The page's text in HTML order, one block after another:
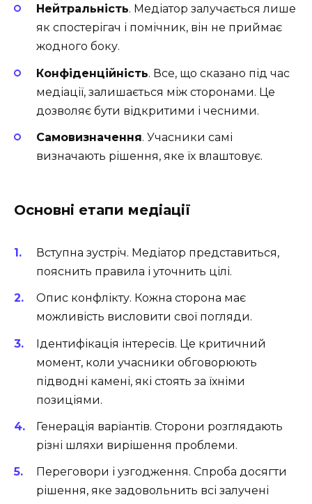
Нейтральність. Медіатор залучається лише
як спостерігач і помічник, він не приймає
жодного боку.
Конфіденційність. Все, що сказано під час
медіації, залишається між сторонами. Це
дозволяє бути відкритими і чесними.
Самовизначення. Учасники самі
визначають рішення, яке їх влаштовує.
Основні етапи медіації
Вступна зустріч. Медіатор представиться,
пояснить правила і уточнить цілі.
Опис конфлікту. Кожна сторона має
можливість висловити свої погляди.
Ідентифікація інтересів. Це критичний
момент, коли учасники обговорюють
підводні камені, які стоять за їхніми
позиціями.
Генерація варіантів. Сторони розглядають
різні шляхи вирішення проблеми.
Переговори і узгодження. Спроба досягти
рішення, яке задовольнить всі залучені